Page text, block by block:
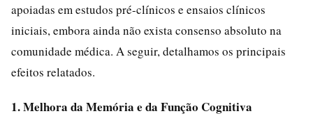
apoiadas em estudos pré-clínicos e ensaios clínicos
iniciais, embora ainda não exista consenso absoluto na
comunidade médica. A seguir, detalhamos os principais
efeitos relatados.
1. Melhora da Memória e da Função Cognitiva